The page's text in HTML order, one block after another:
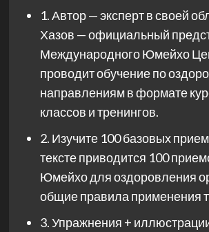
1. Автор — эксперт в своей
Хазов — официальный
Международного Юмейхо
проводит обучение по
направлениям в формате
классов и тренингов.
2. Изучите 100 базовых
тексте приводится 100
Юмейхо для оздоровления
общие правила применения
3. Упражнения +